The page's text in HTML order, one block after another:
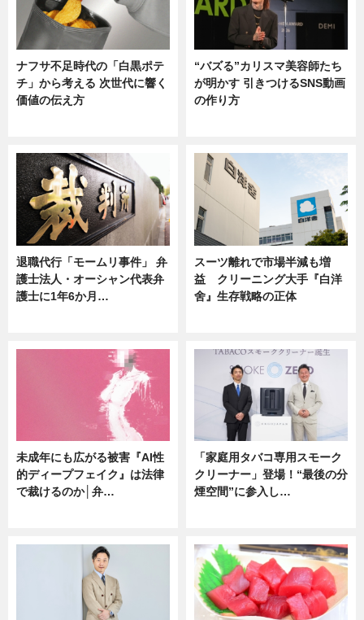
ナフサ不足時代の「白黒ポテ
チ」から考える 次世代に響く
価値の伝え方
“バズる”カリスマ美容師たち
が明かす 引きつけるSNS動画
の作り方
退職代行「モームリ事件」 弁
護士法人・オーシャン代表弁
護士に1年6か月…
スーツ離れで市場半減も増
益 クリーニング大手『白洋
舍』生存戦略の正体
未成年にも広がる被害『AI性
的ディープフェイク』は法律
で裁けるのか│弁…
「家庭用タバコ専用スモーク
クリーナー」登場！“最後の分
煙空間”に参入し…